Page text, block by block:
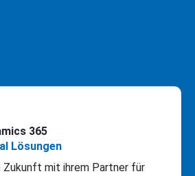
365
Lösungen
Zukunft mit ihrem Partner für